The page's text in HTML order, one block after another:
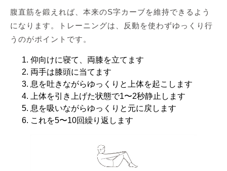
腹直筋を鍛えれば、本来のS字カーブを維持できるよう
になります。トレーニングは、反動を使わずゆっくり行
うのがポイントです。
仰向けに寝て、両膝を立てます
両手は膝頭に当てます
息を吐きながらゆっくりと上体を起こします
上体を引き上げた状態で1〜2秒静止します
息を吸いながらゆっくりと元に戻します
これを5〜10回繰り返します